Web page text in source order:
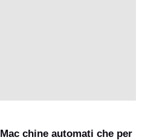
Mac chine automati che per